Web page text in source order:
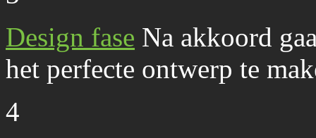
Design fase Na akkoord
het perfecte ontwerp te
4